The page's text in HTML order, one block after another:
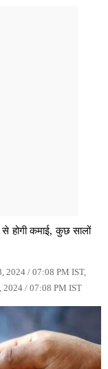
होगी कमाई, कुछ सालों
2024 / 07:08 PM IST,
2024 / 07:08 PM IST